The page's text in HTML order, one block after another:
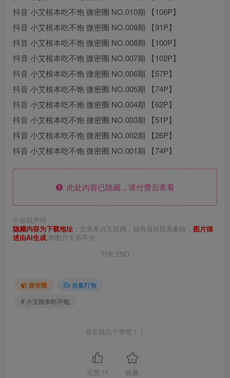
抖音 小艾根本吃不饱 微密圈 NO.010期 【106P】
抖音 小艾根本吃不饱 微密圈 NO.009期 【91P】
抖音 小艾根本吃不饱 微密圈 NO.008期 【100P】
抖音 小艾根本吃不饱 微密圈 NO.007期 【102P】
抖音 小艾根本吃不饱 微密圈 NO.006期 【57P】
抖音 小艾根本吃不饱 微密圈 NO.005期 【74P】
抖音 小艾根本吃不饱 微密圈 NO.004期 【62P】
抖音 小艾根本吃不饱 微密圈 NO.003期 【51P】
抖音 小艾根本吃不饱 微密圈 NO.002期 【26P】
抖音 小艾根本吃不饱 微密圈 NO.001期 【74P】
此处内容已隐藏，请付费后查看
© 版权声明
隐藏内容为下载地址 ，文章来自互联网，如有侵权联系删除， 图片描
述由AI生成,和图片关系不大
THE END
微密圈
合集打包
# 小艾根本吃不饱
喜欢就点个赞吧！！
点赞 11 收藏